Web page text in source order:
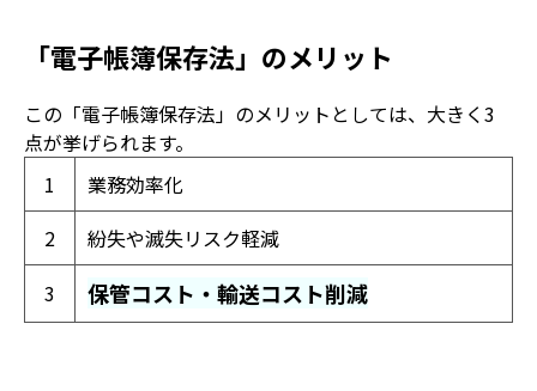
「電子帳簿保存法」のメリット
この「電子帳簿保存法」のメリットとしては、大きく3
点が挙げられます。
1
業務効率化
2
紛失や滅失リスク軽減
3
保管コスト・輸送コスト削減